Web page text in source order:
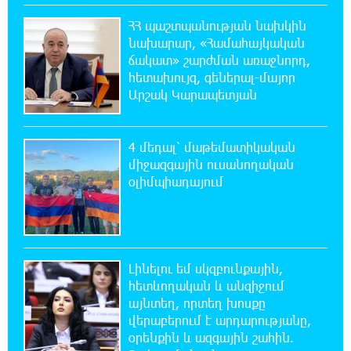
Եվրոպական երազանք աղքատության
հետհամով. առևտրային ճգնաժամը մտել է
վտանգավոր փուլ. «Փաստ»
10:43:08 6-08-2026
Հարցնում են իրար.«ամուսինդ ո՞նց է, քեռիդ
ո՞նց է». Մարուքյանը հիասթափված է
նորընտիր խորհրդարանից
10:35:54 6-08-2026
Ոչխարները արևային էլեկտրակայանի մոտ,
և դա փոխում է պատկերացումները
էներգիայի արտադրության մասին
10:32:18 6-08-2026
Ինչո՞ւ է Հայաստանի
գյուղատնտեսությունը կորցնում իր
դիմադրողականությունը. «Փաստ»
ՀՀ պաշտպանության նախկին
նախարար, «Համահայկական
ճակատ» շարժման առաջնորդ,
հետախույզ, գեներալ-մայոր
Արշակ Կարապետյան
4 մեդալ՝ մաթեմատիկական
միջազգային ուսանողական
օլիմպիադայում
Լինելու եմ սկզբունքային,
հետևողական և անզիջում
այնտեղ, որտեղ խոսքը
վերաբերում է արդարությանը,
օրենքին և ազգային շահին.